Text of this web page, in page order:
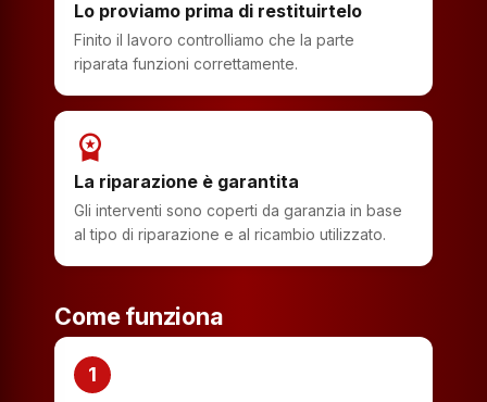
Lo proviamo prima di restituirtelo
Finito il lavoro controlliamo che la parte
riparata funzioni correttamente.
workspace_premium
La riparazione è garantita
Gli interventi sono coperti da garanzia in base
al tipo di riparazione e al ricambio utilizzato.
Come funziona
1